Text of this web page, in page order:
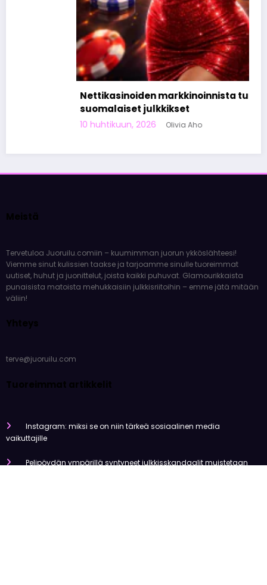
Nettikasinoiden markkinoinnista tunnetut
suomalaiset julkkikset
10 huhtikuun, 2026 Olivia Aho
Meistä
Tervetuloa Juoruilu.comiin – kuumimman juorun ykköslähteesi!
Viemme sinut kulissien taakse ja tarjoamme sinulle tuoreimmat
uutiset, huhut ja juonittelut, joista kaikki puhuvat. Glamourikkaista
punaisista matoista mehukkaisiin julkkisriitoihin – emme jätä mitään
väliin!
Yhteys
terve@juoruilu.com
Tuoreimmat artikkelit
Instagram: miksi se on niin tärkeä sosiaalinen media
vaikuttajille
Pelipöydän ympärillä syntyneet julkkisskandaalit muistetaan